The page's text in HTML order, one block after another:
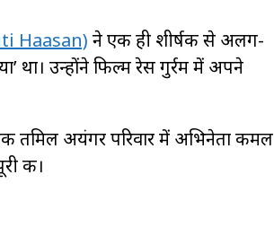
Haasan) ने एक ही शीर्षक से अलग-
था। उन्होंने फिल्म रेस गुर्रम में अपने
तमिल अयंगर परिवार में अभिनेता कमल
की।